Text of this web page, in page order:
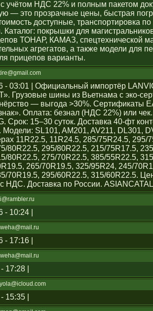
учётом НДС 22% и полным пакетом
— это прозрачные цены, быстрая
доступные, транспортировка по
Каталог: покрышки для
ТОНАР, КАМАЗ, спецтехнической
агрегатов, а также модели для
прицепов варианты.
- 03:01 | Официальный импортёр
Грузовые шины из Вьетнама с эко-
— выгода >30%. Сертификаты
Оплата: безнал (НДС 22%) или
Срок: 15–30 суток. Доставка 40-фт
SL101, AM201, AV211, DL301,
11R22.5, 11R24.5, 285/75R24.5, 295/
80R22.5, 295/80R22.5, 215/75R17.5,
80R22.5, 275/70R22.5, 385/55R22.5,
265/70R19.5, 325/95R24, 245/
70R19.5, 295/60R22.5, 315/60R22.5.
НДС. Доставка по России.
- 10:24 |
- 17:16 |
17:28 |
15:35 |